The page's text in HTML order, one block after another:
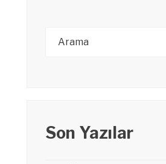
Son Yazılar